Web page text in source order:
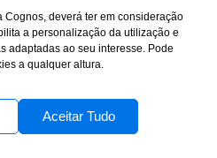
deverá ter em consideração
a personalização da utilização e
adaptadas ao seu interesse. Pode
a qualquer altura.
Aceitar Tudo